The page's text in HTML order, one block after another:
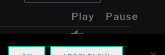
Play Pause